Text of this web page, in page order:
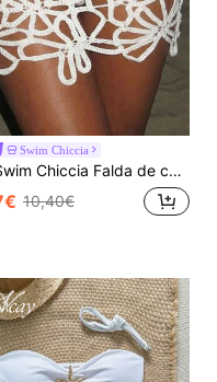
Swim Chiccia
Chiccia Falda de cobertura casual para vacaciones con encaje floral soluble en agua para mujer
10,40€